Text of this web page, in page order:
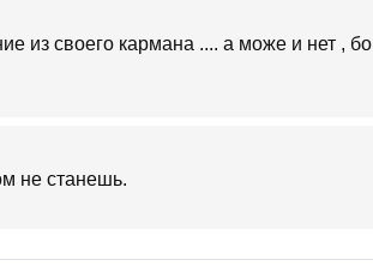
из своего кармана .... а може и нет , бо
не станешь.